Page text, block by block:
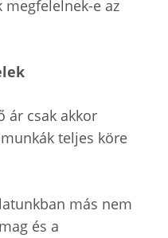
e az
ár csak akkor
teljes köre
más nem
és a